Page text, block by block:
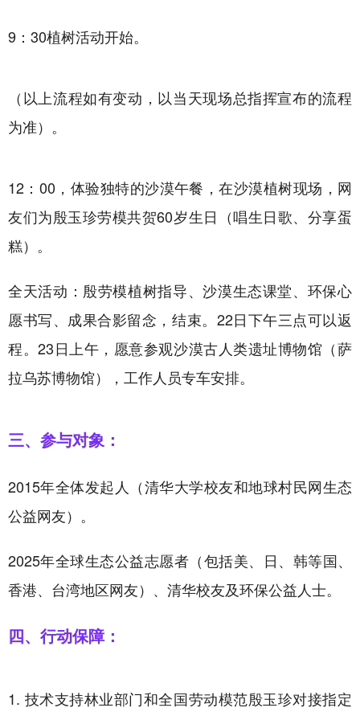
9：30植树活动开始。
（以上流程如有变动，以当天现场总指挥宣布的流程
为准）。
12：00，体验独特的沙漠午餐，在沙漠植树现场，网
友们为殷玉珍劳模共贺60岁生日（唱生日歌、分享蛋
糕）。
全天活动：殷劳模植树指导、沙漠生态课堂、环保心
愿书写、成果合影留念，结束。22日下午三点可以返
程。23日上午，愿意参观沙漠古人类遗址博物馆（萨
拉乌苏博物馆），工作人员专车安排。
三、参与对象：
2015年全体发起人（清华大学校友和地球村民网生态
公益网友）。
2025年全球生态公益志愿者（包括美、日、韩等国、
香港、台湾地区网友）、清华校友及环保公益人士。
四、行动保障：
1. 技术支持林业部门和全国劳动模范殷玉珍对接指定